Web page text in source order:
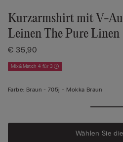
Kurzarmshirt mit V-
Leinen The Pure Linen
€ 35,90
Mix&Match 4 für 3
Farbe: Braun - 705j - Mokka Braun
Wählen Sie